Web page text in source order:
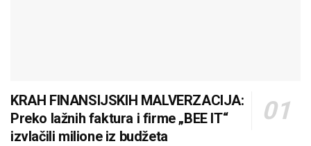
KRAH FINANSIJSKIH MALVERZACIJA:
Preko lažnih faktura i firme „BEE IT“
izvlačili milione iz budžeta